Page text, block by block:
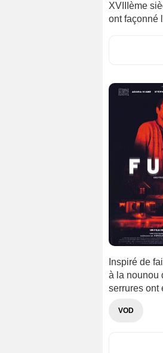
XVIIIème
ont façonné
Inspiré de
à la nounou
serrures ont
VOD